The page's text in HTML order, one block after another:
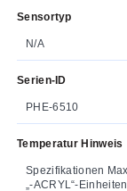
Sensortyp
N/A
Serien-ID
PHE-6510
Temperatur Hinweis
Spezifikationen Maximale Temperatur Standardmodelle: 65°C (150°F)
„-ACRYL“-